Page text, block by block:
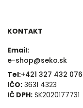
KONTAKT
Email:
e-shop@seko.sk
Tel:+421 327 432 076
IČO: 3631 4323
IČ DPH: SK2020177731